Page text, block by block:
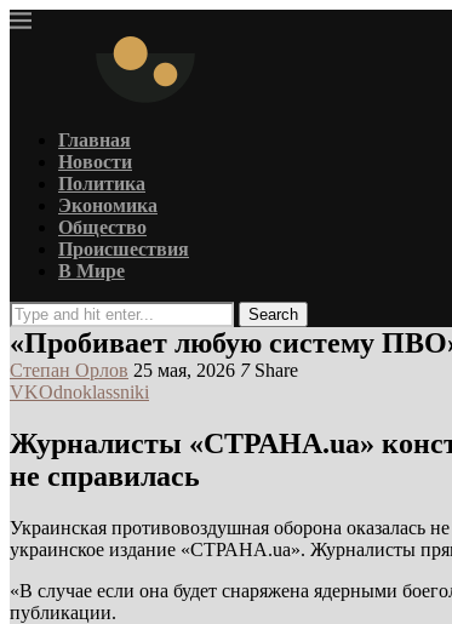
Главная
Новости
Политика
Экономика
Общество
Происшествия
В Мире
Search
«Пробивает любую систему
Степан Орлов 25 мая, 2026 7 Share
VKOdnoklassniki
Журналисты «СТРАНА.ua»
не справилась
Украинская противовоздушная оборона оказалась
украинское издание «СТРАНА.ua». Журналисты
«В случае если она будет снаряжена ядерными
публикации.